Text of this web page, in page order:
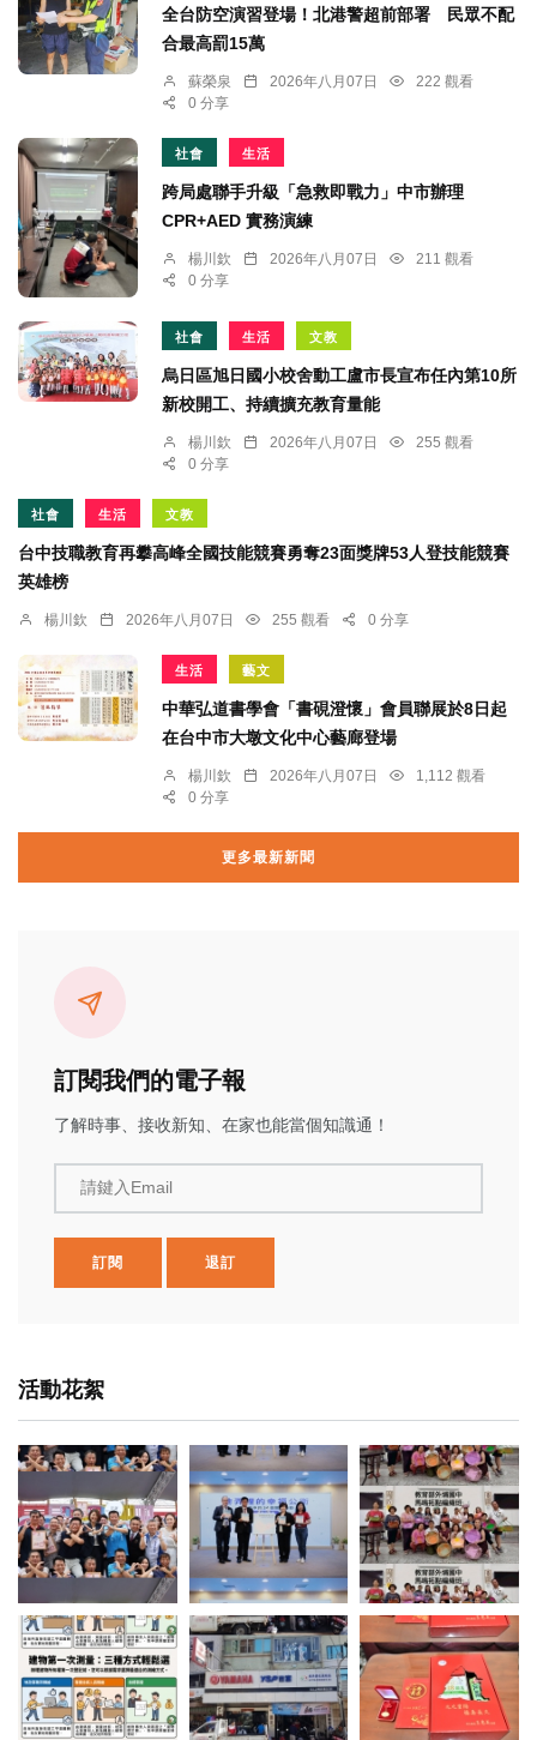
全台防空演習登場！北港警超前部署 民眾不配
合最高罰15萬
蘇榮泉 2026年八月07日
222 觀看
0 分享
社會 生活
跨局處聯手升級「急救即戰力」中市辦理
CPR+AED 實務演練
楊川欽 2026年八月07日
211 觀看
0 分享
社會 生活 文教
烏日區旭日國小校舍動工盧市長宣布任內第10所
新校開工、持續擴充教育量能
楊川欽 2026年八月07日
255 觀看
0 分享
社會 生活 文教
台中技職教育再攀高峰全國技能競賽勇奪23面獎牌53人登技能競賽
英雄榜
楊川欽 2026年八月07日 255 觀看 0 分享
生活 藝文
中華弘道書學會「書硯澄懷」會員聯展於8日起
在台中市大墩文化中心藝廊登場
楊川欽 2026年八月07日
1,112 觀看
0 分享
更多最新新聞
訂閱我們的電子報
了解時事、接收新知、在家也能當個知識通！
請鍵入Email
訂閱 退訂
活動花絮